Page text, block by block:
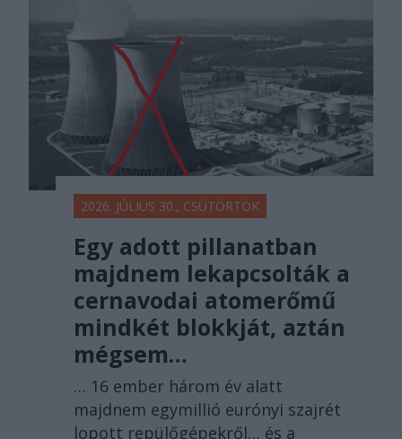
2026. JÚLIUS 30., CSÜTÖRTÖK
Egy adott pillanatban
majdnem lekapcsolták a
cernavodai atomerőmű
mindkét blokkját, aztán
mégsem…
… 16 ember három év alatt
majdnem egymillió eurónyi szajrét
lopott repülőgépekről… és a